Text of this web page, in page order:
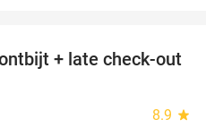
41%
+ late check-out
8.9 star